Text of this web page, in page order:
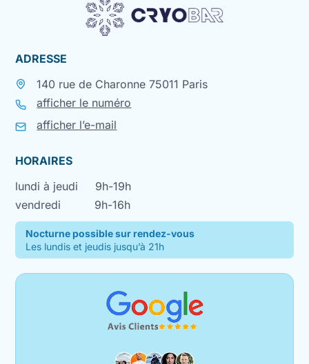
ADRESSE
140 rue de Charonne 75011 Paris
afficher le numéro
afficher l’e-mail
HORAIRES
lundi à jeudi
9h-19h
vendredi
9h-16h
Nocturne possible sur rendez-vous
Les lundis et jeudis jusqu’à 21h